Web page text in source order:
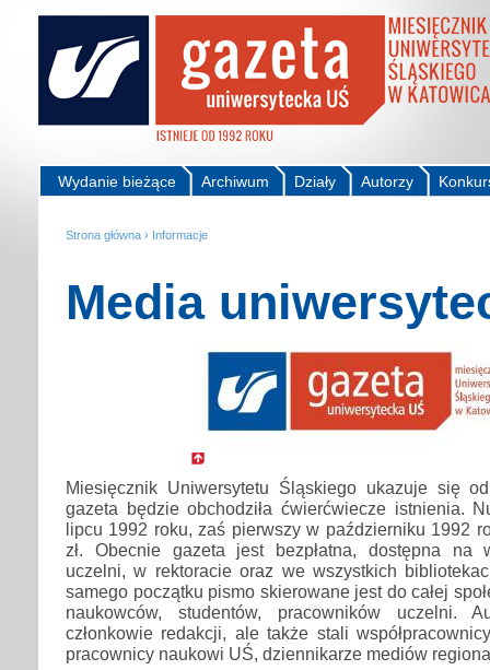
Autorzy
Działy
Archiwum
Wydanie bieżące
Strona główna › Informacje
Media
Miesięcznik Uniwersytetu Śląskiego ukazuje się
gazeta będzie obchodziła ćwierćwiecze istnienia.
lipcu 1992 roku, zaś pierwszy w październiku 1992
zł. Obecnie gazeta jest bezpłatna, dostępna na
uczelni, w rektoracie oraz we wszystkich
samego początku pismo skierowane jest do całej
naukowców, studentów, pracowników uczelni.
członkowie redakcji, ale także stali
pracownicy naukowi UŚ, dziennikarze mediów